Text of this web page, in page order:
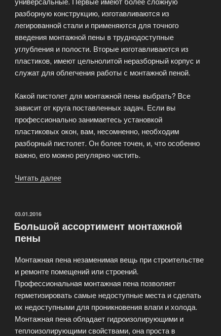
разборную конструкцию, изготавливаются из
легированной стали и применяются для точного
введения монтажной пены в труднодоступные
углубления и полости. Вторые изготавливаются из
пластиков, имеют цельнолитой неразборный корпус и
служат для облегчения работы с монтажной пеной.
Какой пистолет для монтажной пены выбрать? Все
зависит от круга поставленных задач. Если вы
профессионально занимаетесь установкой
пластиковых окон, вам, несомненно, необходим
разборный пистолет. Он более точен, и, что особенно
важно, его можно регулярно чистить.
Читать далее
—
мастера!»
ОПУБЛИКОВАНО
03.01.2016
Большой ассортимент монтажной
пены
Монтажная пена незаменимая вещь при строительстве
и ремонте помещений или строений.
Профессиональная монтажная пена позволяет
герметизировать самые недоступные места и сделать
их недоступными для проникновения влаги и холода.
Монтажная пена обладает гидроизолирующими и
теплоизолирующими свойствами, она проста в